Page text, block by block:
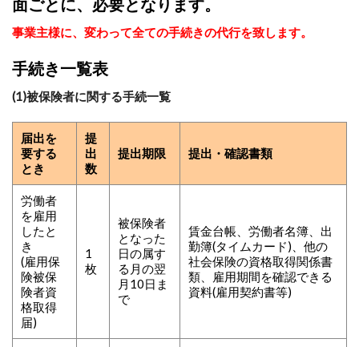
面ごとに、必要となります。
事業主様に、変わって全ての手続きの代行を致します。
手続き一覧表
(1)被保険者に関する手続一覧
届出を
要する
とき
提
出
数
提出期限 提出・確認書類
労働者
を雇用
したと
き
(雇用保
険被保
険者資
格取得
届)
1
枚
被保険者
となった
日の属す
る月の翌
月10日ま
で
賃金台帳、労働者名簿、出
勤簿(タイムカード)、他の
社会保険の資格取得関係書
類、雇用期間を確認できる
資料(雇用契約書等)